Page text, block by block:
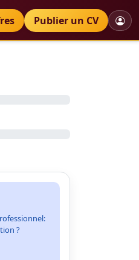
Petites annonces
Publier un CV
?